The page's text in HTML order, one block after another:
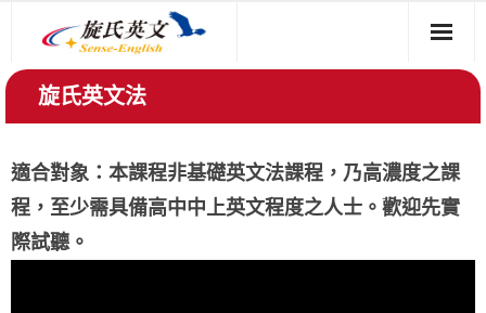
免費試聽 (影片)
學友心得
Q&A
旋氏英文法
適合對象：本課程非基礎英文法課程，乃高濃度之課
程，至少需具備高中中上英文程度之人士。歡迎先實
際試聽。